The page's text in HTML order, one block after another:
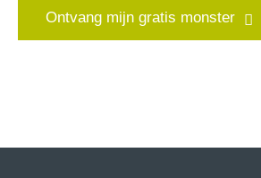
Ontvang mijn gratis monster